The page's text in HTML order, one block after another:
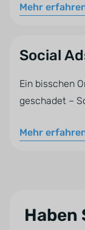
Mehr
Social
Ein bisschen
geschadet –
Mehr
Haben